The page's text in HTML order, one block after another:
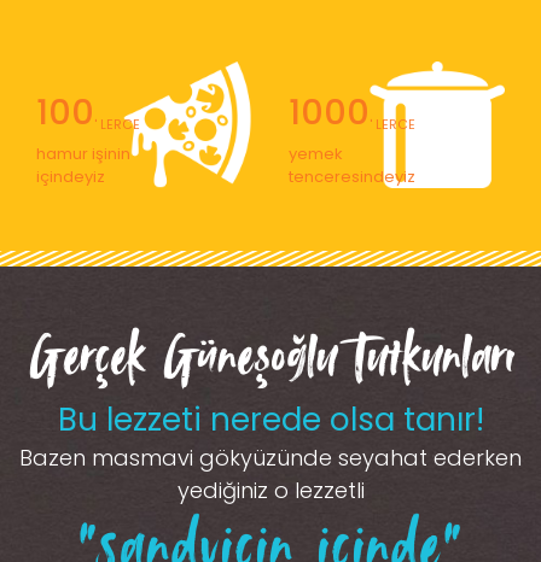
100' LERCE
hamur işinin
içindeyiz
1000' LERCE
yemek
tenceresindeyiz
Gerçek Güneşoğlu Tutkunları
Bu lezzeti nerede olsa tanır!
Bazen masmavi gökyüzünde seyahat ederken
yediğiniz o lezzetli